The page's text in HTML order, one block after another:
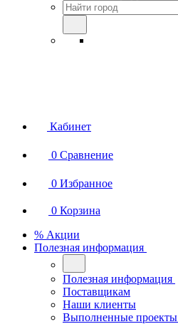
Кабинет
0 Сравнение
0 Избранное
0 Корзина
% Акции
Полезная информация
Полезная информация
Поставщикам
Наши клиенты
Выполненные проекты